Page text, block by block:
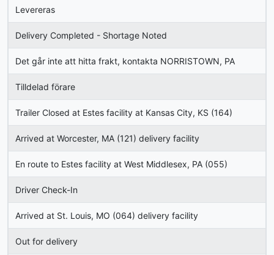
Levereras
Delivery Completed - Shortage Noted
Det går inte att hitta frakt, kontakta NORRISTOWN, PA
Tilldelad förare
Trailer Closed at Estes facility at Kansas City, KS (164)
Arrived at Worcester, MA (121) delivery facility
En route to Estes facility at West Middlesex, PA (055)
Driver Check-In
Arrived at St. Louis, MO (064) delivery facility
Out for delivery